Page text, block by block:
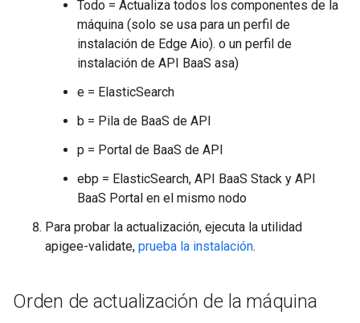
Todo = Actualiza todos los componentes de la
máquina (solo se usa para un perfil de
instalación de Edge Aio). o un perfil de
instalación de API BaaS asa)
e = ElasticSearch
b = Pila de BaaS de API
p = Portal de BaaS de API
ebp = ElasticSearch, API BaaS Stack y API
BaaS Portal en el mismo nodo
Para probar la actualización, ejecuta la utilidad
apigee-validate, prueba la instalación.
Orden de actualización de la máquina